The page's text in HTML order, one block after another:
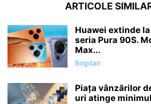
ARTICOLE
Huawei extinde
seria Pura 90S.
Max...
Bogdan
Piața vânzărilor
uri atinge